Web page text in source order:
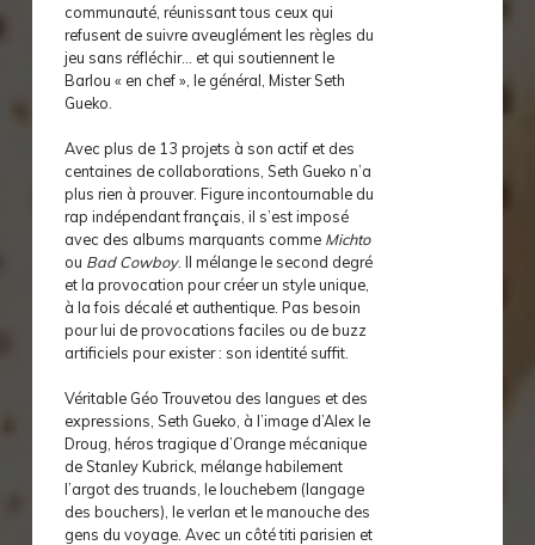
communauté, réunissant tous ceux qui
refusent de suivre aveuglément les règles du
jeu sans réfléchir… et qui soutiennent le
Barlou « en chef », le général, Mister Seth
Gueko.
Avec plus de 13 projets à son actif et des
centaines de collaborations, Seth Gueko n’a
plus rien à prouver. Figure incontournable du
rap indépendant français, il s’est imposé
avec des albums marquants comme Michto
ou Bad Cowboy. Il mélange le second degré
et la provocation pour créer un style unique,
à la fois décalé et authentique. Pas besoin
pour lui de provocations faciles ou de buzz
artificiels pour exister : son identité suffit.
Véritable Géo Trouvetou des langues et des
expressions, Seth Gueko, à l’image d’Alex le
Droug, héros tragique d’Orange mécanique
de Stanley Kubrick, mélange habilement
l’argot des truands, le louchebem (langage
des bouchers), le verlan et le manouche des
gens du voyage. Avec un côté titi parisien et